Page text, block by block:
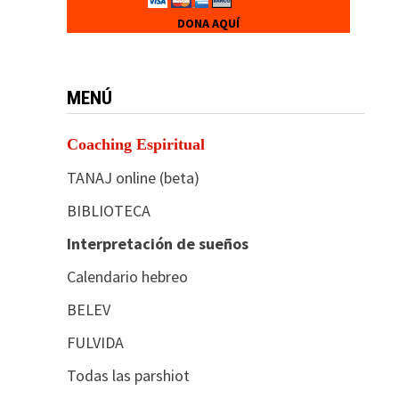
DONA AQUÍ
MENÚ
Coaching Espiritual
TANAJ online (beta)
BIBLIOTECA
Interpretación de sueños
Calendario hebreo
BELEV
FULVIDA
Todas las parshiot